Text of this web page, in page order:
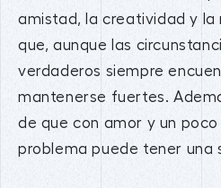
amistad, la creatividad y la
que, aunque las
verdaderos siempre
mantenerse fuertes.
de que con amor y un
problema puede tener una